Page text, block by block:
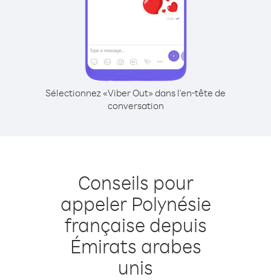
Sélectionnez «Viber Out» dans l'en-tête de
conversation
Conseils pour
appeler Polynésie
française depuis
Émirats arabes
unis